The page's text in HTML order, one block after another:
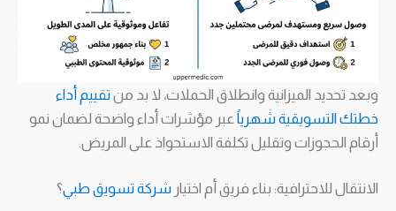
وبعد تحديد الميزانية وانطلاق الحملات، لا بد منتقييم أداء
خطتك التسويقية شهرياً عبر مؤشرات أداء واضحة لضمان نمو
أرقام الحجوزات وتقليل تكلفة الاستحواذ على المريض.
الانتقال للاحترافية: بناء فريق أم اختيار شركة تسويق طبي؟